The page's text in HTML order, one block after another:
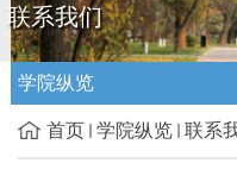
联系我们
学院纵览
首页 学院纵览 联系